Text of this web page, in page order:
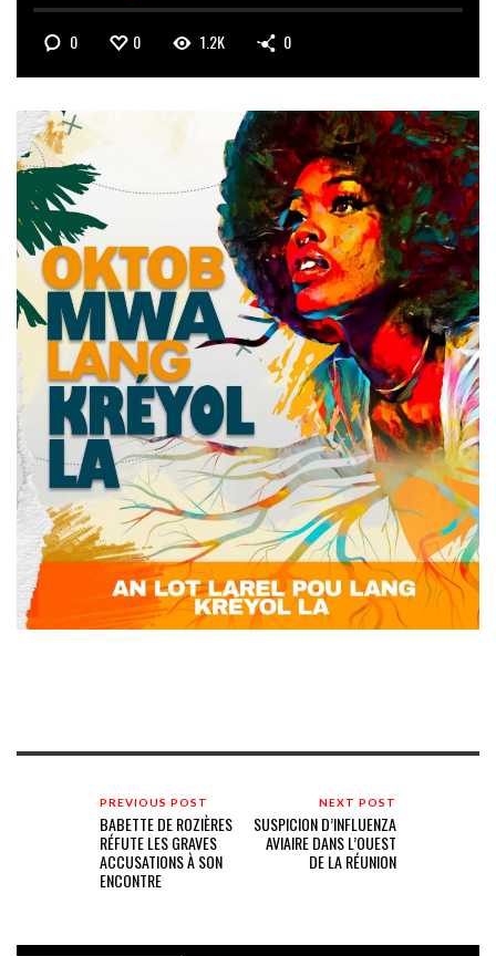
0 0 1.2K 0
PREVIOUS POST
BABETTE DE ROZIÈRES
RÉFUTE LES GRAVES
ACCUSATIONS À SON
ENCONTRE
NEXT POST
SUSPICION D’INFLUENZA
AVIAIRE DANS L’OUEST
DE LA RÉUNION